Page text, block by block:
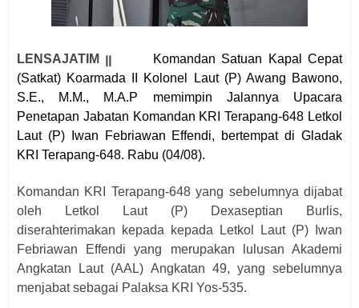
LENSAJATIM ꞁꞁ
Komandan Satuan Kapal Cepat
(Satkat) Koarmada II Kolonel Laut (P) Awang Bawono,
S.E., M.M., M.A.P memimpin Jalannya Upacara
Penetapan Jabatan Komandan KRI Terapang-648 Letkol
Laut (P) Iwan Febriawan Effendi, bertempat di Gladak
KRI Terapang-648. Rabu (04/08).
Komandan KRI Terapang-648 yang sebelumnya dijabat
oleh Letkol Laut (P) Dexaseptian Burlis,
diserahterimakan kepada kepada Letkol Laut (P) Iwan
Febriawan Effendi yang merupakan lulusan Akademi
Angkatan Laut (AAL) Angkatan 49, yang sebelumnya
menjabat sebagai Palaksa KRI Yos-535.